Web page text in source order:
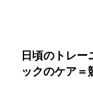
日頃のトレ
ックのケア＝